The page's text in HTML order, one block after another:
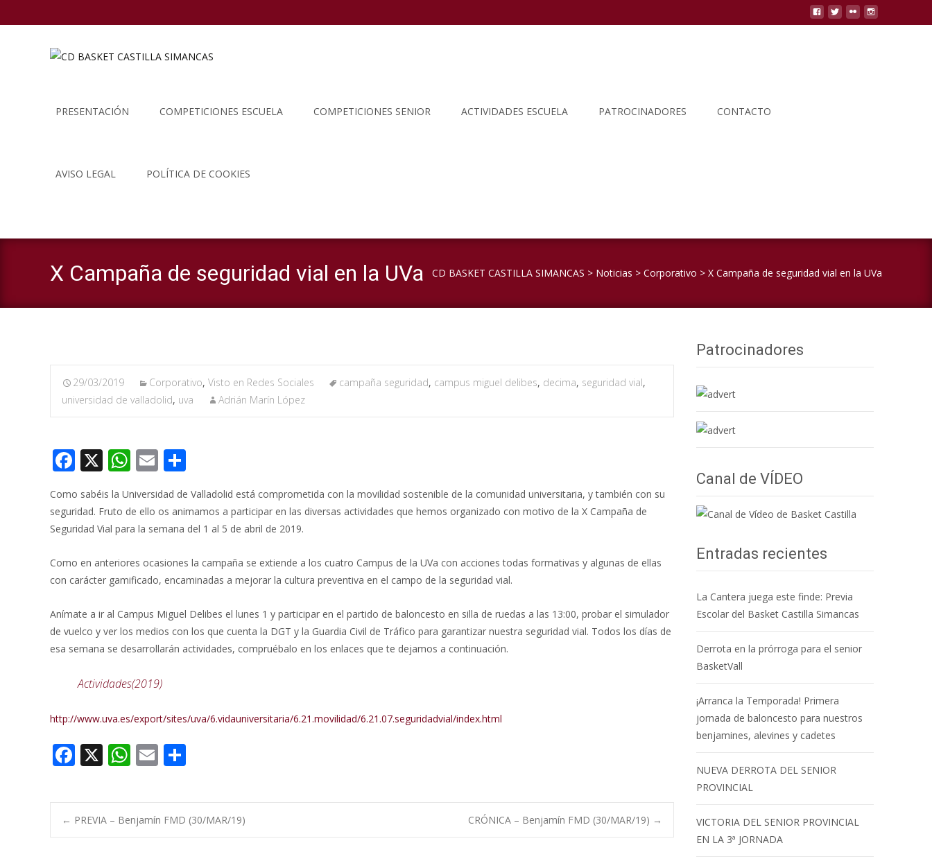
PRESENTACIÓN COMPETICIONES ESCUELA COMPETICIONES SENIOR ACTIVIDADES ESCUELA PATROCINADORES CONTACTO
AVISO LEGAL POLÍTICA DE COOKIES
X Campaña de seguridad vial en la UVa CD BASKET CASTILLA SIMANCAS > Noticias > Corporativo > X Campaña de seguridad vial en la UVa
29/03/2019 Corporativo, Visto en Redes Sociales campaña seguridad, campus miguel delibes, decima, seguridad vial,
universidad de valladolid, uva Adrián Marín López
F
ac
e
b
o
k
X W
at
s
p
p
E
m
ai
l
m
p
ti
r
Como sabéis la Universidad de Valladolid está comprometida con la movilidad sostenible de la comunidad universitaria, y también con su
seguridad. Fruto de ello os animamos a participar en las diversas actividades que hemos organizado con motivo de la X Campaña de
Seguridad Vial para la semana del 1 al 5 de abril de 2019.
Como en anteriores ocasiones la campaña se extiende a los cuatro Campus de la UVa con acciones todas formativas y algunas de ellas
con carácter gamificado, encaminadas a mejorar la cultura preventiva en el campo de la seguridad vial.
Anímate a ir al Campus Miguel Delibes el lunes 1 y participar en el partido de baloncesto en silla de ruedas a las 13:00, probar el simulador
de vuelco y ver los medios con los que cuenta la DGT y la Guardia Civil de Tráfico para garantizar nuestra seguridad vial. Todos los días de
esa semana se desarrollarán actividades, compruébalo en los enlaces que te dejamos a continuación.
Actividades(2019)
http://www.uva.es/export/sites/uva/6.vidauniversitaria/6.21.movilidad/6.21.07.seguridadvial/index.html
F
e
b
o
X W
at
s
A
E
ai
l
m
p
ar
Navegación
← PREVIA – Benjamín FMD (30/MAR/19) CRÓNICA – Benjamín FMD (30/MAR/19) →
Patrocinadores
Canal de VÍDEO
Entradas recientes
La Cantera juega este finde: Previa
Escolar del Basket Castilla Simancas
Derrota en la prórroga para el senior
BasketVall
¡Arranca la Temporada! Primera
jornada de baloncesto para nuestros
benjamines, alevines y cadetes
NUEVA DERROTA DEL SENIOR
PROVINCIAL
VICTORIA DEL SENIOR PROVINCIAL
EN LA 3ª JORNADA